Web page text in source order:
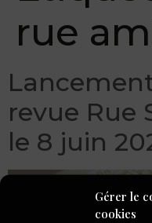
Gérer le
cookies
rue
revue Rue
le 8 juin